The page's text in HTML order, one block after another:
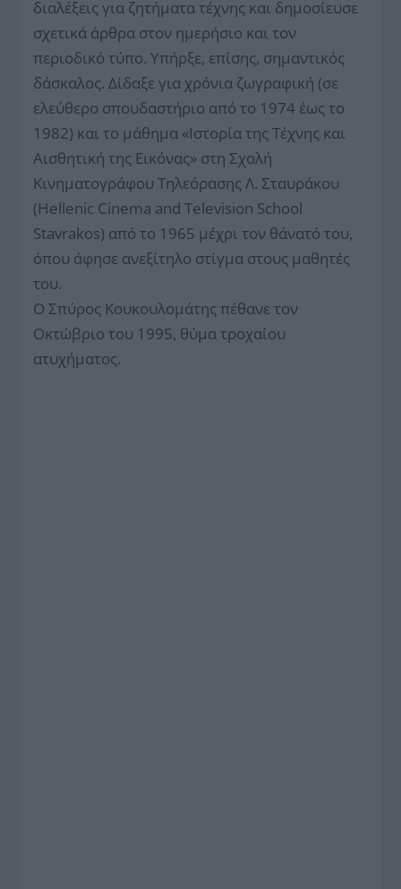
διαλέξεις για ζητήματα τέχνης και δημοσίευσε
σχετικά άρθρα στον ημερήσιο και τον
περιοδικό τύπο. Υπήρξε, επίσης, σημαντικός
δάσκαλος. Δίδαξε για χρόνια ζωγραφική (σε
ελεύθερο σπουδαστήριο από το 1974 έως το
1982) και το μάθημα «Ιστορία της Τέχνης και
Αισθητική της Εικόνας» στη Σχολή
Κινηματογράφου Τηλεόρασης Λ. Σταυράκου
(Hellenic Cinema and Television School
Stavrakos) από το 1965 μέχρι τον θάνατό του,
όπου άφησε ανεξίτηλο στίγμα στους μαθητές
του.
Ο Σπύρος Κουκουλομάτης πέθανε τον
Οκτώβριο του 1995, θύμα τροχαίου
ατυχήματος.